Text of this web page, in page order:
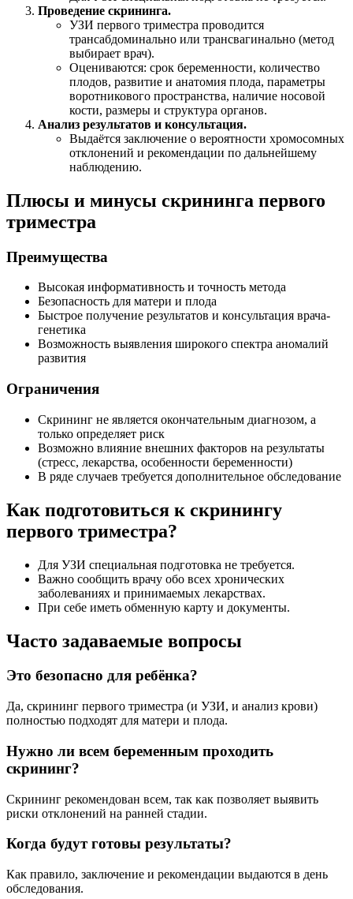
Проведение скрининга.
УЗИ первого триместра проводится
трансабдоминально или трансвагинально (метод
выбирает врач).
Оцениваются: срок беременности, количество
плодов, развитие и анатомия плода, параметры
воротникового пространства, наличие носовой
кости, размеры и структура органов.
Анализ результатов и консультация.
Выдаётся заключение о вероятности хромосомных
отклонений и рекомендации по дальнейшему
наблюдению.
Плюсы и минусы скрининга первого
триместра
Преимущества
Высокая информативность и точность метода
Безопасность для матери и плода
Быстрое получение результатов и консультация врача-
генетика
Возможность выявления широкого спектра аномалий
развития
Ограничения
Скрининг не является окончательным диагнозом, а
только определяет риск
Возможно влияние внешних факторов на результаты
(стресс, лекарства, особенности беременности)
В ряде случаев требуется дополнительное обследование
Как подготовиться к скринингу
первого триместра?
Для УЗИ специальная подготовка не требуется.
Важно сообщить врачу обо всех хронических
заболеваниях и принимаемых лекарствах.
При себе иметь обменную карту и документы.
Часто задаваемые вопросы
Это безопасно для ребёнка?
Да, скрининг первого триместра (и УЗИ, и анализ крови)
полностью подходят для матери и плода.
Нужно ли всем беременным проходить
скрининг?
Скрининг рекомендован всем, так как позволяет выявить
риски отклонений на ранней стадии.
Когда будут готовы результаты?
Как правило, заключение и рекомендации выдаются в день
обследования.